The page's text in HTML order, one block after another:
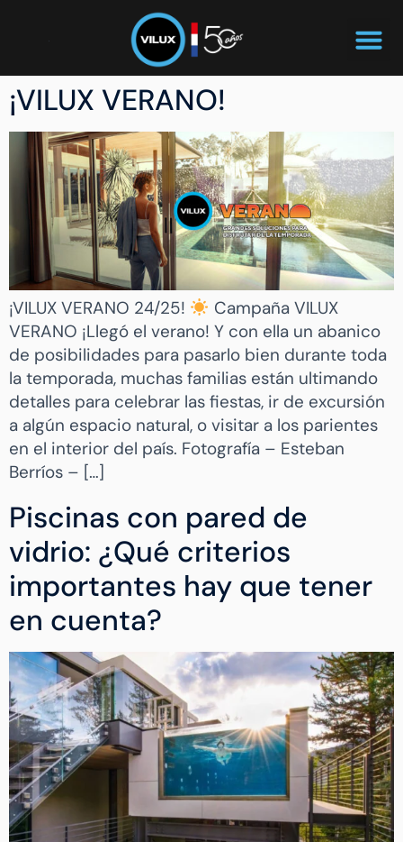
¡VILUX VERANO!
¡VILUX VERANO 24/25!
Campaña VILUX
VERANO ¡Llegó el verano! Y con ella un abanico
de posibilidades para pasarlo bien durante toda
la temporada, muchas familias están ultimando
detalles para celebrar las fiestas, ir de excursión
a algún espacio natural, o visitar a los parientes
en el interior del país. Fotografía – Esteban
Berríos – […]
Piscinas con pared de
vidrio: ¿Qué criterios
importantes hay que tener
en cuenta?